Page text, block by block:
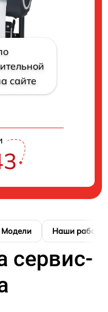
сайте
Модели Наши работы
сервис-